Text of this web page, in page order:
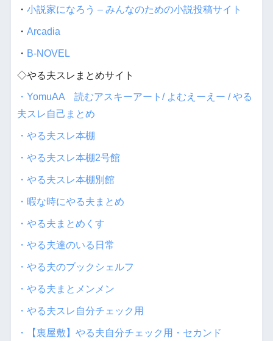
・ 小説家になろう – みんなのための小説投稿サイト
・ Arcadia
・ B-NOVEL
◇やる夫スレまとめサイト
・YomuAA 読むアスキーアート/ よむえーえー / やる
夫スレ自己まとめ
・やる夫スレ本棚
・やる夫スレ本棚2号館
・やる夫スレ本棚別館
・暇な時にやる夫まとめ
・やる夫まとめくす
・やる夫達のいる日常
・やる夫のブックシェルフ
・やる夫まとメンメン
・やる夫スレ自分チェック用
・【裏屋敷】やる夫自分チェック用・セカンド